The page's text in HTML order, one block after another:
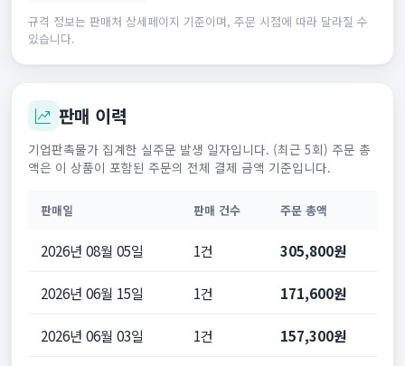
규격 정보는 판매처 상세페이지 기준이며, 주문 시점에 따라 달라질 수
있습니다.
판매 이력
기업판촉물가 집계한 실주문 발생 일자입니다. (최근 5회) 주문 총
액은 이 상품이 포함된 주문의 전체 결제 금액 기준입니다.
판매일 판매 건수 주문 총액
2026년 08월 05일 1건 305,800원
2026년 06월 15일 1건 171,600원
2026년 06월 03일 1건 157,300원